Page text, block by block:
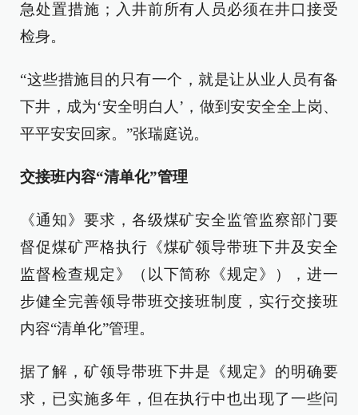
急处置措施；入井前所有人员必须在井口接受
检身。
“这些措施目的只有一个，就是让从业人员有备
下井，成为‘安全明白人’，做到安安全全上岗、
平平安安回家。”张瑞庭说。
交接班内容“清单化”管理
《通知》要求，各级煤矿安全监管监察部门要
督促煤矿严格执行《煤矿领导带班下井及安全
监督检查规定》（以下简称《规定》），进一
步健全完善领导带班交接班制度，实行交接班
内容“清单化”管理。
据了解，矿领导带班下井是《规定》的明确要
求，已实施多年，但在执行中也出现了一些问